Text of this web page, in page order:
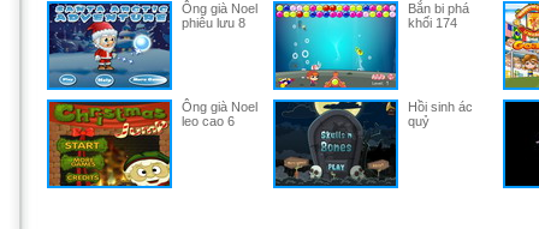
Ông già Noel
phiêu lưu 8
Bắn bi phá
khối 174
Ông già Noel
leo cao 6
Hồi sinh ác
quỷ